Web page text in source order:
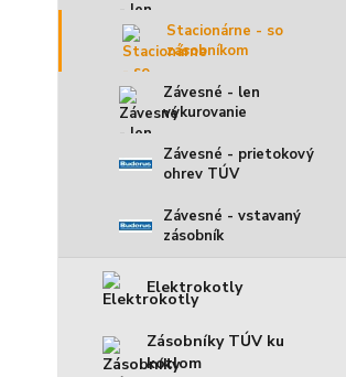
Stacionárne - so
zásobníkom
Závesné - len
vykurovanie
Závesné - prietokový
ohrev TÚV
Závesné - vstavaný
zásobník
Elektrokotly
Zásobníky TÚV ku
kotlom